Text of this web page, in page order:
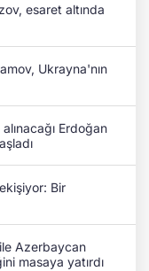
esaret altında
Ukrayna'nın
Erdoğan
Bir
Azerbaycan
masaya yatırdı